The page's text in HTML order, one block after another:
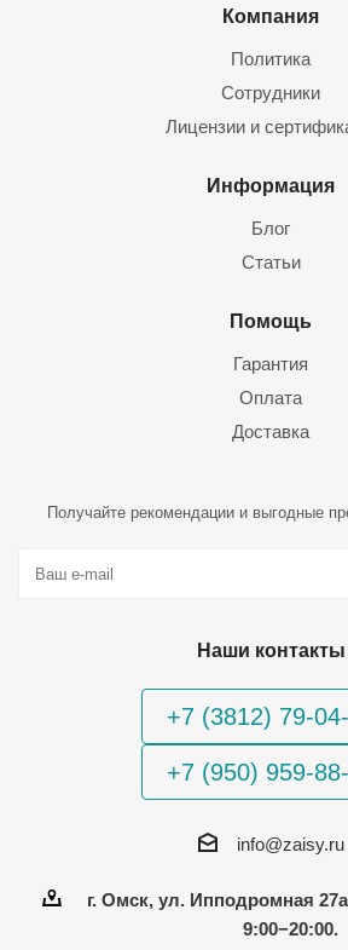
Компания
Политика
Сотрудники
Лицензии и
Информация
Блог
Статьи
Помощь
Гарантия
Оплата
Доставка
Получайте рекомендации и выгодные
Наши контакты
+7 (3812) 79-
+7 (950) 959-
info@zaisy.ru
г. Омск, ул. Ипподромная
9:00−20:00.